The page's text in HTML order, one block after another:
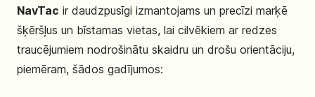
NavTac ir daudzpusīgi izmantojams un precīzi marķē
šķēršļus un bīstamas vietas, lai cilvēkiem ar redzes
traucējumiem nodrošinātu skaidru un drošu orientāciju,
piemēram, šādos gadījumos: